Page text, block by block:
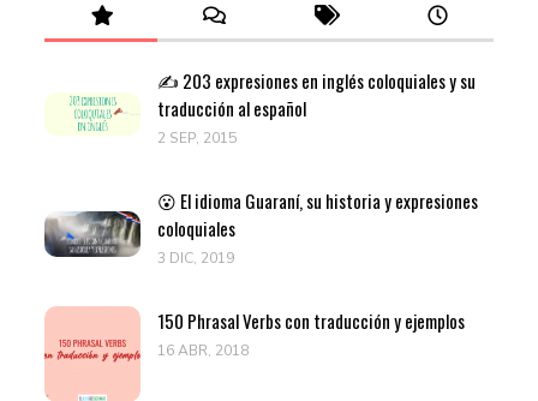
✍️ 203 expresiones en inglés coloquiales y su
traducción al español
2 SEP, 2015
😮 El idioma Guaraní, su historia y expresiones
coloquiales
3 DIC, 2019
150 Phrasal Verbs con traducción y ejemplos
16 ABR, 2018